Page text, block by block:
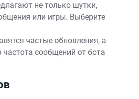
не только шутки,
или игры. Выберите
частые обновления, а
сообщений от бота